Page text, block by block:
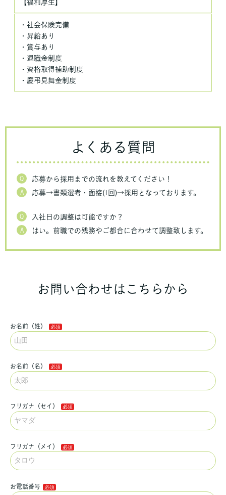
【福利厚生】
・社会保険完備
・昇給あり
・賞与あり
・退職金制度
・資格取得補助制度
・慶弔見舞金制度
よくある質問
Q 応募から採用までの流れを教えてください！
A 応募→書類選考・面接(1回)→採用となっております。
Q 入社日の調整は可能ですか？
A はい。前職での残務やご都合に合わせて調整致します。